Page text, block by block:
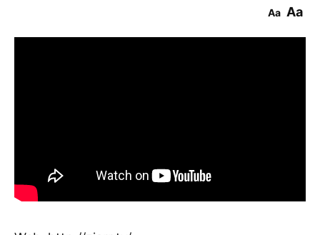
Aa Aa